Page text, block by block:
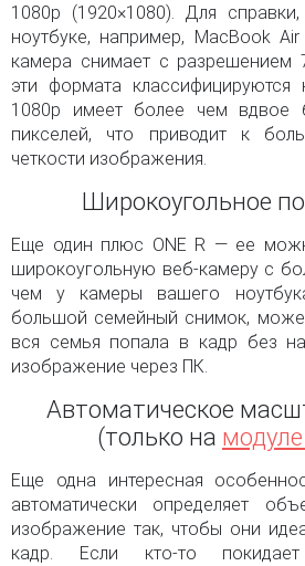
1080p (1920×1080). Для
ноутбуке, например, MacBook
камера снимает с разрешением
эти формата
1080p имеет более чем вдвое
пикселей, что приводит к
четкости изображения.
Широкоугольное
Еще один плюс ONE R — ее
широкоугольную веб-камеру с
чем у камеры вашего
большой семейный снимок,
вся семья попала в кадр без
изображение через ПК.
Автоматическое
(только на
Еще одна интересная
автоматически определяет
изображение так, чтобы они
кадр. Если кто-то